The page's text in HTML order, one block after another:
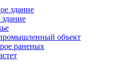
промышленный объект
раненых